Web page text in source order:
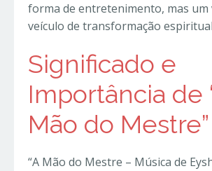
forma de entretenimento, mas um
veículo de transformação
Significado e
Importância de
Mão do Mestre”
“A Mão do Mestre – Música de